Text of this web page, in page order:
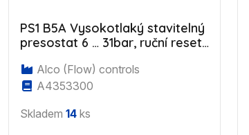
PS1 B5A Vysokotlaký stavitelný
presostat 6 … 31bar, ruční reset,
Alco (Flow) controls
A4353300
Skladem 14 ks